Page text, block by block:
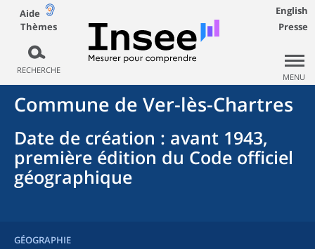
Aide
Thèmes
RECHERCHE
English
Presse
MENU
Commune de Ver-lès-Chartres
Date de création : avant 1943,
première édition du Code officiel
géographique
GÉOGRAPHIE